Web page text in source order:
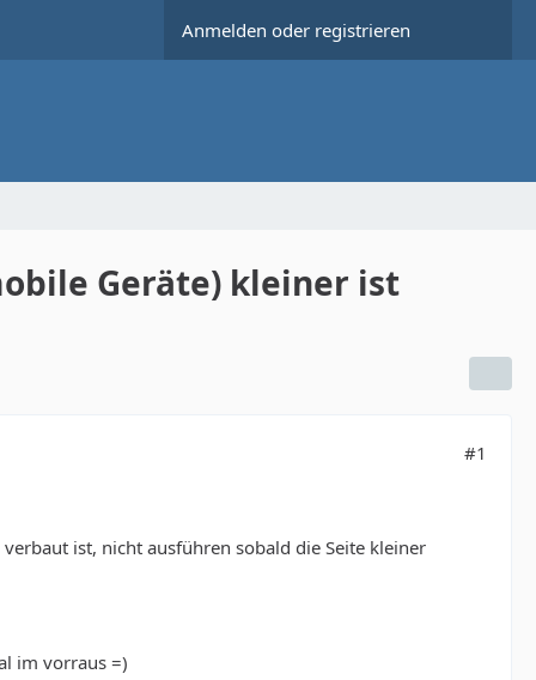
Anmelden oder registrieren
Geräte) kleiner ist
#1
ist, nicht ausführen sobald die Seite kleiner
im vorraus =)